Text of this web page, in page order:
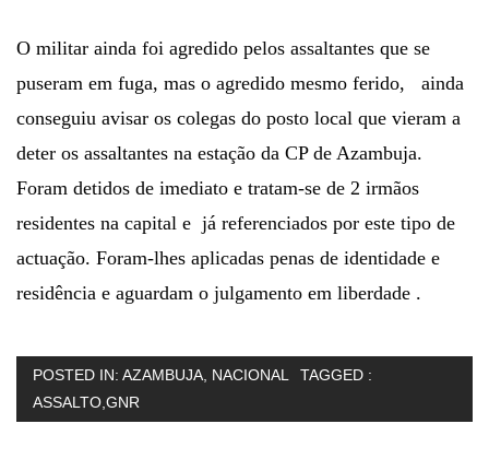
O militar ainda foi agredido pelos assaltantes que se
puseram em fuga, mas o agredido mesmo ferido, ainda
conseguiu avisar os colegas do posto local que vieram a
deter os assaltantes na estação da CP de Azambuja.
Foram detidos de imediato e tratam-se de 2 irmãos
residentes na capital e já referenciados por este tipo de
actuação. Foram-lhes aplicadas penas de identidade e
residência e aguardam o julgamento em liberdade .
POSTED IN: AZAMBUJA, NACIONAL
TAGGED :
ASSALTO,GNR